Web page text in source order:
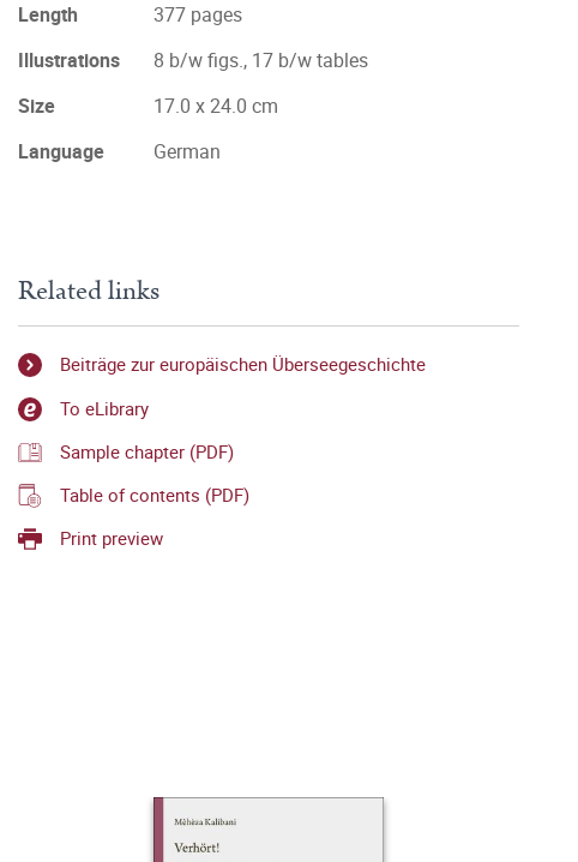
Length
377 pages
Illustrations
8 b/w figs., 17 b/w tables
Size
17.0 x 24.0 cm
Language
German
Related links
Beiträge zur europäischen Überseegeschichte
To eLibrary
Sample chapter (PDF)
Table of contents (PDF)
Print preview